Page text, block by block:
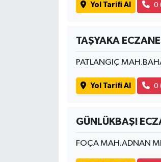
Yol Tarifi Al 0
TAŞYAKA
PATLANGIÇ
Yol Tarifi Al 0
GÜNLÜKBAŞI
FOÇA MAH.ADNAN